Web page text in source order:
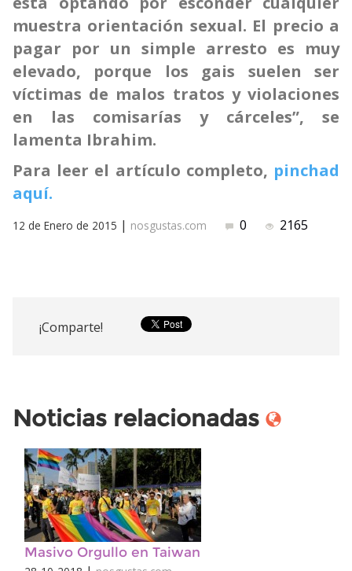
muestra orientación sexual. El precio a
pagar por un simple arresto es muy
elevado, porque los gais suelen ser
víctimas de malos tratos y violaciones
en las comisarías y cárceles”, se
lamenta Ibrahim.
Para leer el artículo completo, pinchad
aquí.
12 de Enero de 2015 | nosgustas.com 0 2165
¡Comparte!
Noticias relacionadas
Masivo Orgullo en Taiwan